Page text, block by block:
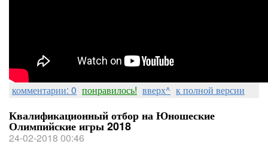
комментарии: 0 понравилось! вверх^ к полной версии
Квалификационный отбор на Юношеские
Олимпийские игры 2018
24-02-2018 00:46